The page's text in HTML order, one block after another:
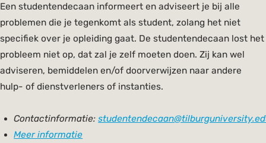
Een studentendecaan informeert en adviseert je bij alle
problemen die je tegenkomt als student, zolang het niet
specifiek over je opleiding gaat. De studentendecaan lost het
probleem niet op, dat zal je zelf moeten doen. Zij kan wel
adviseren, bemiddelen en/of doorverwijzen naar andere
hulp- of dienstverleners of instanties.
Contactinformatie:
Meer informatie